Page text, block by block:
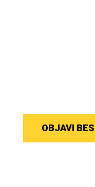
OBJAVI